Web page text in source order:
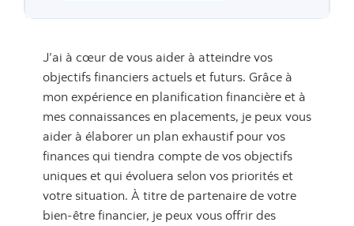
J’ai à cœur de vous aider à atteindre vos
objectifs financiers actuels et futurs. Grâce à
mon expérience en planification financière et à
mes connaissances en placements, je peux vous
aider à élaborer un plan exhaustif pour vos
finances qui tiendra compte de vos objectifs
uniques et qui évoluera selon vos priorités et
votre situation. À titre de partenaire de votre
bien-être financier, je peux vous offrir des